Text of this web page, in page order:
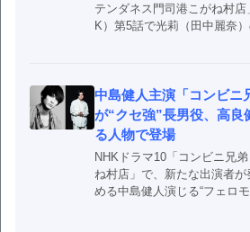
テンダネス門司港こがね村
K）第5話で光莉（田中麗奈
中島健人主演「コンビニ
が“クセ強”長男役、高良
る人物で登場
NHKドラマ10「コンビニ兄
ね村店」で、新たな出演者
める中島健人演じる“フェロ